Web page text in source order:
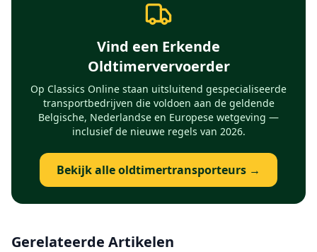
Vind een Erkende
Oldtimervervoerder
Op Classics Online staan uitsluitend gespecialiseerde
transportbedrijven die voldoen aan de geldende
Belgische, Nederlandse en Europese wetgeving —
inclusief de nieuwe regels van 2026.
Bekijk alle oldtimertransporteurs →
Gerelateerde Artikelen